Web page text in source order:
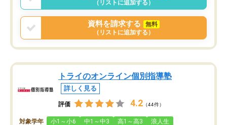
（リストに追加する）
資料を請求する
無料
（リストに追加する）
トライのオンライン個別指導塾
詳しく見る
評価 4.2 （44件）
対象学年 小1～小6 中1～中3 高1～高3 浪人生